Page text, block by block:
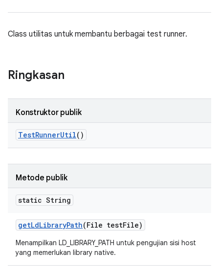
Class utilitas untuk membantu berbagai test runner.
Ringkasan
Konstruktor publik
TestRunnerUtil()
Metode publik
static String
getLdLibraryPath(File testFile)
Menampilkan LD_LIBRARY_PATH untuk pengujian sisi host
yang memerlukan library native.